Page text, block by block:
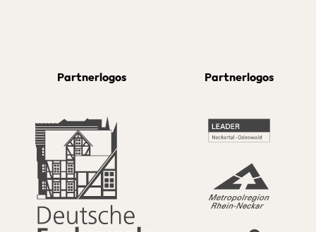
Partnerlogos Partnerlogos